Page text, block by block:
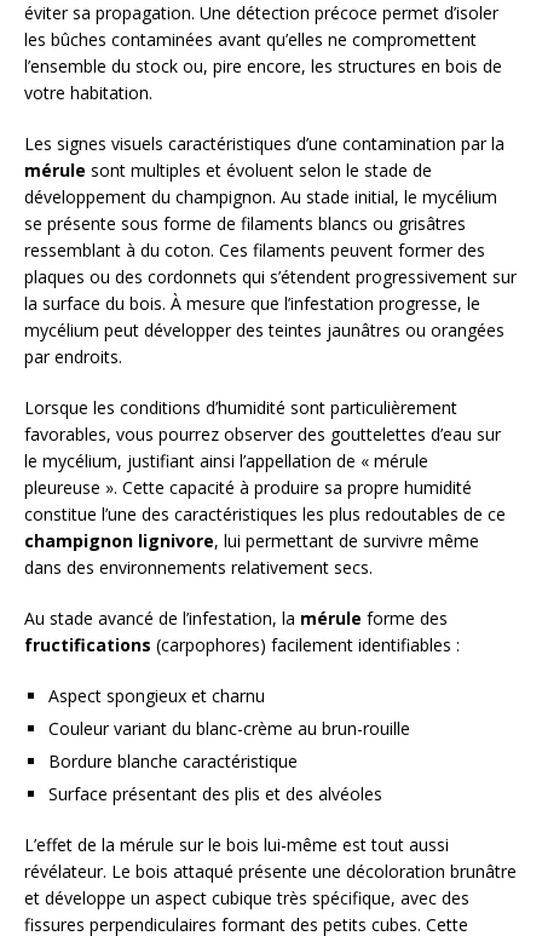
éviter sa propagation. Une détection précoce permet d’isoler
les bûches contaminées avant qu’elles ne compromettent
l’ensemble du stock ou, pire encore, les structures en bois de
votre habitation.
Les signes visuels caractéristiques d’une contamination par la
mérule sont multiples et évoluent selon le stade de
développement du champignon. Au stade initial, le mycélium
se présente sous forme de filaments blancs ou grisâtres
ressemblant à du coton. Ces filaments peuvent former des
plaques ou des cordonnets qui s’étendent progressivement sur
la surface du bois. À mesure que l’infestation progresse, le
mycélium peut développer des teintes jaunâtres ou orangées
par endroits.
Lorsque les conditions d’humidité sont particulièrement
favorables, vous pourrez observer des gouttelettes d’eau sur
le mycélium, justifiant ainsi l’appellation de « mérule
pleureuse ». Cette capacité à produire sa propre humidité
constitue l’une des caractéristiques les plus redoutables de ce
champignon lignivore, lui permettant de survivre même
dans des environnements relativement secs.
Au stade avancé de l’infestation, la mérule forme des
fructifications (carpophores) facilement identifiables :
Aspect spongieux et charnu
Couleur variant du blanc-crème au brun-rouille
Bordure blanche caractéristique
Surface présentant des plis et des alvéoles
L’effet de la mérule sur le bois lui-même est tout aussi
révélateur. Le bois attaqué présente une décoloration brunâtre
et développe un aspect cubique très spécifique, avec des
fissures perpendiculaires formant des petits cubes. Cette